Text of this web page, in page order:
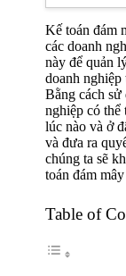
Kế toán đám
các doanh
này để quản
doanh
Bằng cách sử
nghiệp có thể
lúc nào và ở
và đưa ra
chúng ta sẽ
toán đám
Table of